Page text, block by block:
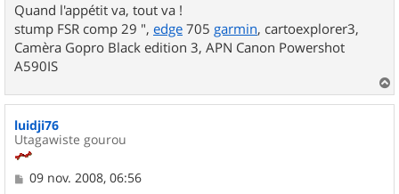
Quand l'appétit va, tout va !
stump FSR comp 29 ", edge 705 garmin, cartoexplorer3,
Camèra Gopro Black edition 3, APN Canon Powershot
A590IS
a
luidji76
Utagawiste gourou
M
09 nov. 2008, 06:56